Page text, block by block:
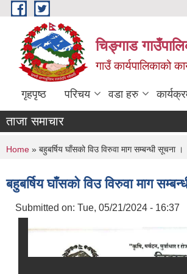
Skip to main content
चिङ्गाड
गाउँ कार्यपालिकाको
गृहपृष्ठ परिचय वडा हरु
ताजा समाचार
You are here
Home » बहुबर्षिय घाँसको विउ विरुवा माग सम्बन्धी सूचना ।
बहुबर्षिय घाँसको विउ विरुवा माग
Submitted on: Tue, 05/21/2024 - 16:37